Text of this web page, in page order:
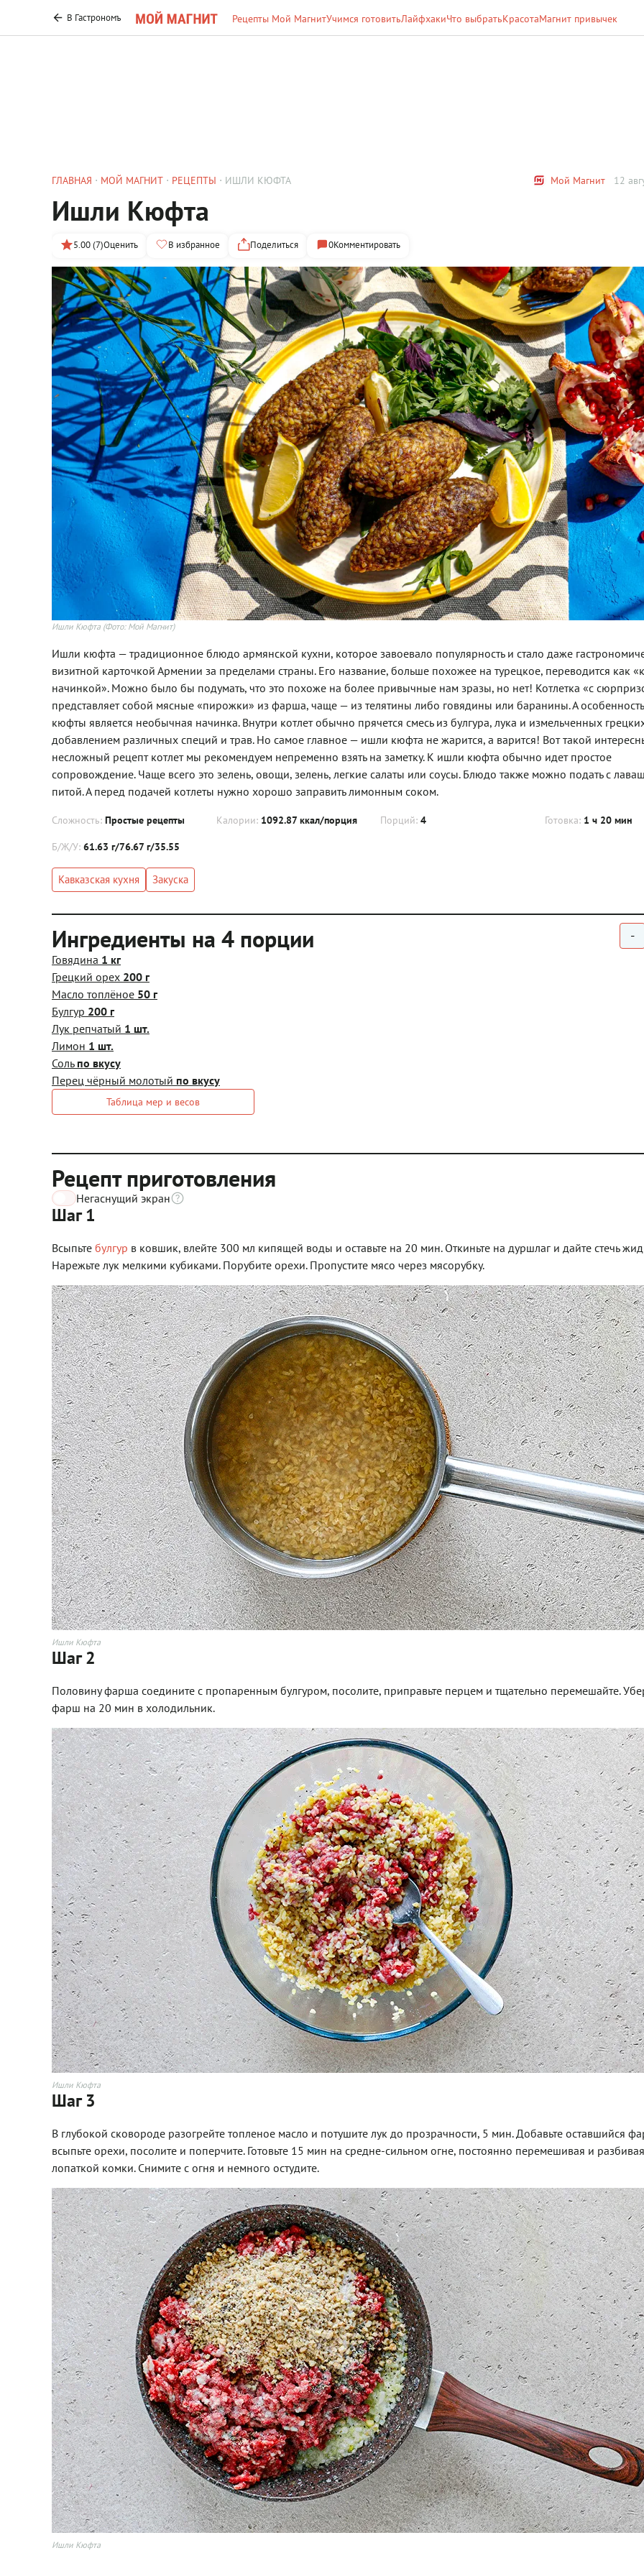
В Гастрономъ Рецепты Мой МагнитУчимся готовитьЛайфхакиЧто выбратьКрасотаМагнит привычек
ГЛАВНАЯ МОЙ МАГНИТ РЕЦЕПТЫ ИШЛИ КЮФТА Мой Магнит 12
Ишли Кюфта
5.00 (7)Оценить В избранное Поделиться 0Комментировать
Ишли Кюфта (Фото: Мой Магнит)
Ишли кюфта — традиционное блюдо армянской кухни, которое завоевало популярность и стало даже
визитной карточкой Армении за пределами страны. Его название, больше похожее на турецкое, переводится как
начинкой». Можно было бы подумать, что это похоже на более привычные нам зразы, но нет! Котлетка «с
представляет собой мясные «пирожки» из фарша, чаще — из телятины либо говядины или баранины. А
кюфты является необычная начинка. Внутри котлет обычно прячется смесь из булгура, лука и измельченных
добавлением различных специй и трав. Но самое главное — ишли кюфта не жарится, а варится! Вот такой
несложный рецепт котлет мы рекомендуем непременно взять на заметку. К ишли кюфта обычно идет простое
сопровождение. Чаще всего это зелень, овощи, зелень, легкие салаты или соусы. Блюдо также можно подать с
питой. А перед подачей котлеты нужно хорошо заправить лимонным соком.
Сложность: Простые рецепты Калории: 1092.87 ккал/порция Порций: 4 Готовка: 1 ч 20 мин
Б/Ж/У: 61.63 г/76.67 г/35.55
Кавказская кухня Закуска
Ингредиенты на 4 порции -
Говядина 1 кг
Грецкий орех 200 г
Масло топлёное 50 г
Булгур 200 г
Лук репчатый 1 шт.
Лимон 1 шт.
Соль по вкусу
Перец чёрный молотый по вкусу
Таблица мер и весов
Рецепт приготовления
Негаснущий экран
Шаг 1
Всыпьте булгур в ковшик, влейте 300 мл кипящей воды и оставьте на 20 мин. Откиньте на дуршлаг и дайте стечь
Нарежьте лук мелкими кубиками. Порубите орехи. Пропустите мясо через мясорубку.
Ишли Кюфта
Шаг 2
Половину фарша соедините с пропаренным булгуром, посолите, приправьте перцем и тщательно перемешайте.
фарш на 20 мин в холодильник.
Ишли Кюфта
Шаг 3
В глубокой сковороде разогрейте топленое масло и потушите лук до прозрачности, 5 мин. Добавьте оставшийся
всыпьте орехи, посолите и поперчите. Готовьте 15 мин на средне-сильном огне, постоянно перемешивая и разбивая
лопаткой комки. Снимите с огня и немного остудите.
Ишли Кюфта